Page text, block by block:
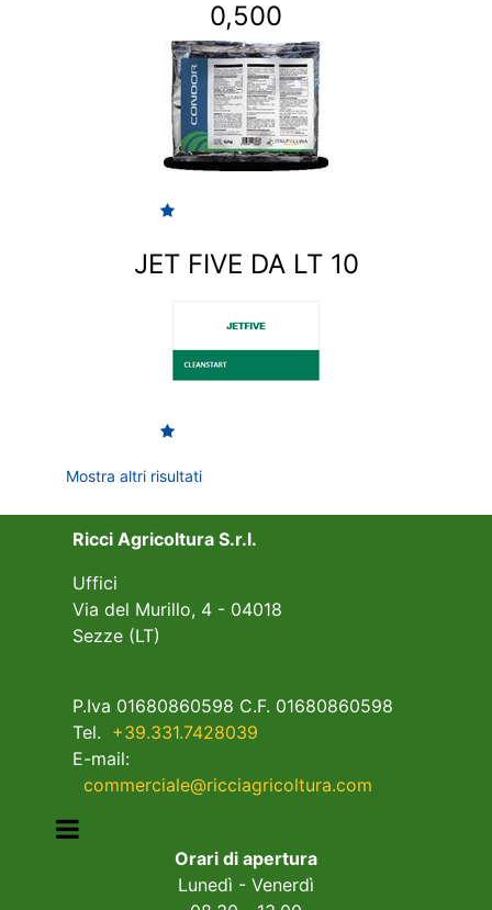
0,500
JET FIVE DA LT 10
Mostra altri risultati
Ricci Agricoltura S.r.l.
Uffici
Via del Murillo, 4 - 04018
Sezze (LT)
P.Iva 01680860598 C.F. 01680860598
Tel. +39.331.7428039
E-mail:
commerciale@ricciagricoltura.com
Open menu
Orari di apertura
Lunedì - Venerdì